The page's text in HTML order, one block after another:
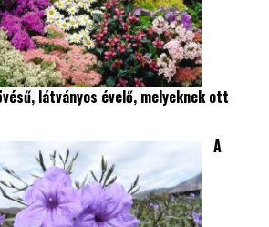
látványos évelő, melyeknek ott
A